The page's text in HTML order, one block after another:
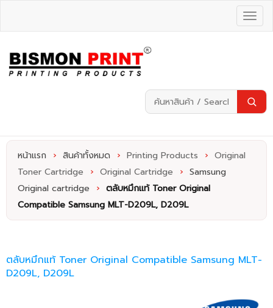
หน้าแรก › สินค้าทั้งหมด › Printing Products › Original
Toner Cartridge
› Original Cartridge › Samsung
Original cartridge
› ตลับหมึกแท้ Toner Original
Compatible Samsung​​​​​​​ MLT-D209L, D209L
ตลับหมึกแท้ Toner Original Compatible Samsung​​​​​​​ MLT-
D209L, D209L